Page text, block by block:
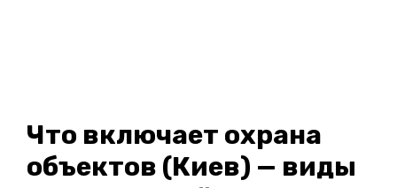
Что включает охрана
объектов (Киев) — виды